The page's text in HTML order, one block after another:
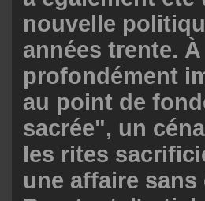
nouvelle
années trente.
profondément
au point de
sacrée", un
les rites
une affaire